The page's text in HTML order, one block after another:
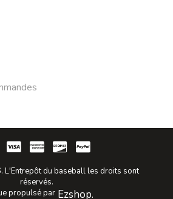
L'Entrepôt du baseball les droits sont
réservés.
propulsé par Ezshop.